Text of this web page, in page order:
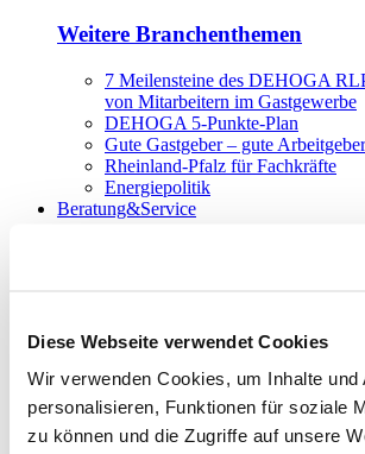
Diese Webseite verwendet Cookies
Wir verwenden Cookies, um Inhalte und
personalisieren, Funktionen für soziale
zu können und die Zugriffe auf unsere
Weitere Branchenthemen
7 Meilensteine des DEHOGA
von Mitarbeitern im Gastgewerbe
DEHOGA 5-Punkte-Plan
Gute Gastgeber – gute Arbeitgeber
Rheinland-Pfalz für Fachkräfte
Energiepolitik
Beratung&Service
DEHOGA Energieberatung
DEHOGA Energiekampagne
DEHOGA Hotelklassifizierung